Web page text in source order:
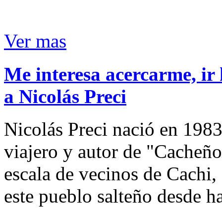
Ver mas
Me interesa acercarme,
a Nicolás Preci
Nicolás Preci nació en
viajero y autor de
escala de vecinos de
este pueblo salteño desde